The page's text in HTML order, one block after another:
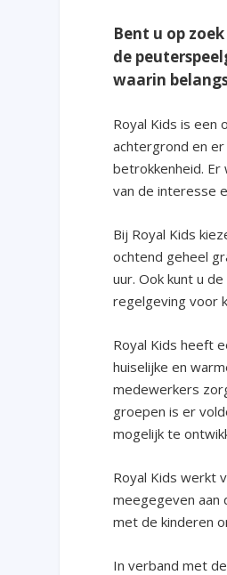
Bent u op
de
waarin
Royal Kids is een
achtergrond en
betrokkenheid.
van de interesse
Bij Royal Kids
ochtend geheel
uur. Ook kunt u
regelgeving voor
Royal Kids heeft
huiselijke en
medewerkers
groepen is er
mogelijk te
Royal Kids werkt
meegegeven aan
met de kinderen
In verband met